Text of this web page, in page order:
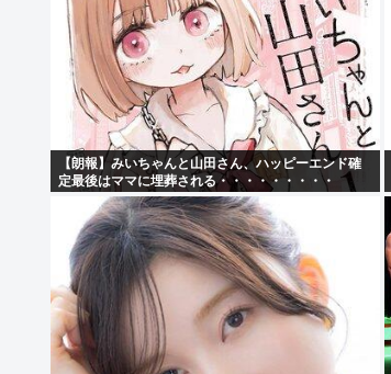
【朗報】みいちゃんと山田さん、ハッピーエンド確
定最後はママに埋葬される・・・・・・・・・